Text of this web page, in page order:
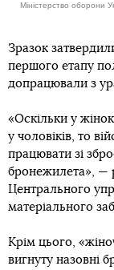
Міністерство оборони
Зразок
першого етапу
допрацювали з
«Оскільки у
у чоловіків, то
працювати зі
бронежилета», —
Центрального
матеріального
Крім цього,
вигнуту назовні